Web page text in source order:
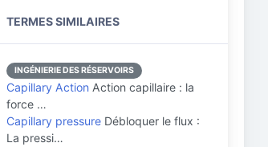
TERMES SIMILAIRES
INGÉNIERIE DES RÉSERVOIRS
Capillary Action Action capillaire : la
force …
Capillary pressure Débloquer le flux :
La pressi…